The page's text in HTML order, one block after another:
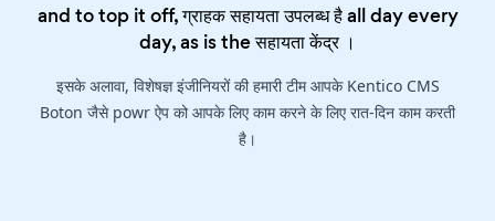
and to top it off, ग्राहक सहायता उपलब्ध है all day every
day, as is theसहायता केंद्र।
इसके अलावा, विशेषज्ञ इंजीनियरों की हमारी टीम आपके Kentico CMS
Boton जैसे powr ऐप को आपके लिए काम करने के लिए रात-दिन काम करती
है।